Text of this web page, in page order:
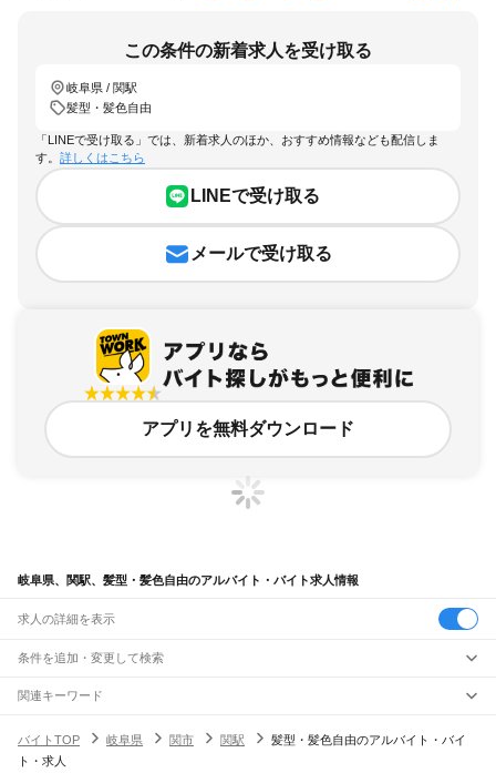
この条件の新着求人を受け取る
岐阜県 / 関駅
髪型・髪色自由
「LINEで受け取る」では、新着求人のほか、おすすめ情報なども配信しま
す。 詳しくはこちら
LINEで受け取る
メールで受け取る
アプリを無料ダウンロード
岐阜県、関駅、髪型・髪色自由のアルバイト・バイト求人情報
求人の詳細を表示
条件を追加・変更して検索
市区町村を追加・変更
岐阜県すべて
岐阜市
駅を追加・変更
関連キーワード
バイトTOP
岐阜県 関市 関駅
髪型・髪色自由のアルバイト・バイ
ト・求人